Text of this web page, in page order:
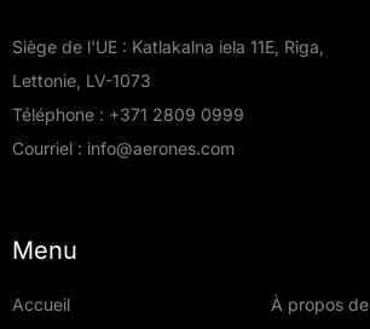
Siège de l'UE : Katlakalna iela 11E, Riga,
Lettonie, LV-1073
Téléphone : +371 2809 0999
Courriel : info@aerones.com
Menu
Accueil
À propos de